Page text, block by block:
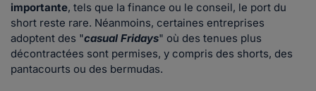
importante, tels que la finance ou le conseil, le port du
short reste rare. Néanmoins, certaines entreprises
adoptent des "casual Fridays" où des tenues plus
décontractées sont permises, y compris des shorts, des
pantacourts ou des bermudas.